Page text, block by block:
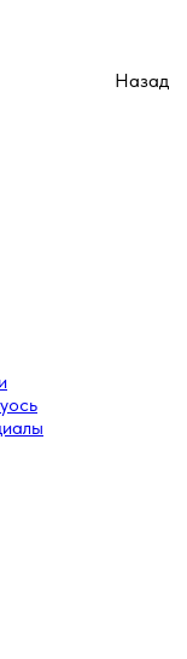
Назад